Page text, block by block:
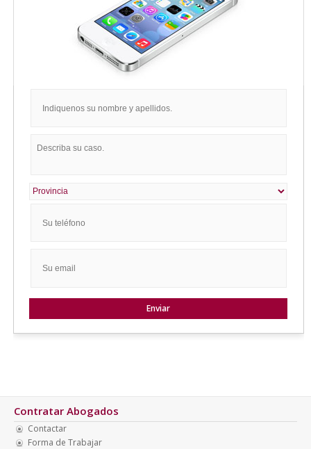
Contratar Abogados
Contactar
Forma de Trabajar